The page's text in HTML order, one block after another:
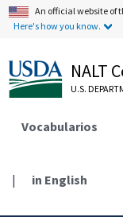
An official website of
Here's how you know.
NALT
U.S.
Vocabularios
| in English